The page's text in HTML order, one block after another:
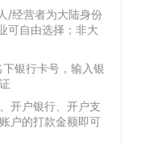
/经营者为大陆身份
可自由选择；非大
银行卡号，输入银
开户银行、开户支
户的打款金额即可